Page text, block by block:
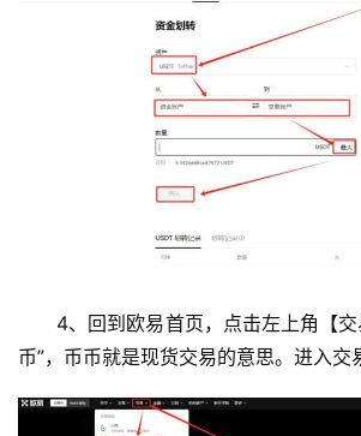
4、回到欧易首页，点击左上角【
币”，币币就是现货交易的意思。进入交